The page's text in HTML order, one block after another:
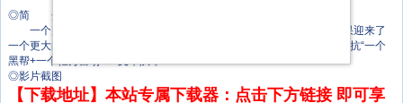
◎简 介
一个盗贼行事直接、杀人不眨眼，某次他去给一个活儿擦屁股，结果迎来了
一个更大的大活儿，“我们要偷窃一整个国家。”但需要这支几人团队去对抗“一个
黑帮+一个亿万富翁+一支军队”。
◎影片截图
【下载地址】本站专属下载器：点击下方链接 即可享